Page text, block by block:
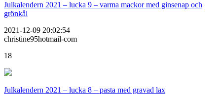
Julkalendern 2021 – lucka 9 – varma mackor med ginsenap och
grönkål
2021-12-09 20:02:54
christine95hotmail-com
18
Julkalendern 2021 – lucka 8 – pasta med gravad lax